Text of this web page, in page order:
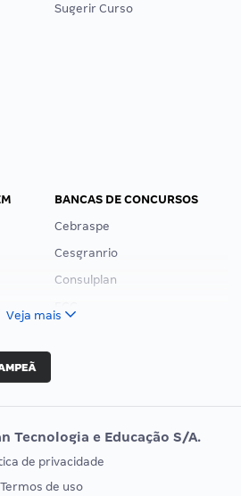
Sugerir Curso
BANCAS DE CONCURSOS
Cebraspe
Cesgranrio
Consulplan
Vunesp
EXAME DE ORDEM
Veja mais
Tecnologia e Educação S/A.
de privacidade
Termos de uso